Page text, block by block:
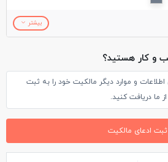
به شهر مهریز افتاد تجربه چند دقیقه ای
دست ندهید.
بیشتر
و کار هستید؟
اطلاعات و موارد دیگر مالکیت خود را به ثبت
ما دریافت کنید.
ثبت ادعای مالکیت